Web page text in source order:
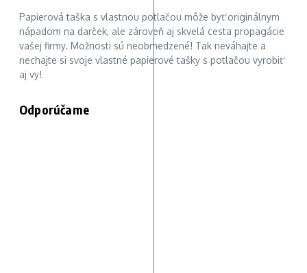
Papierová taška s vlastnou potlačou môže byť originálnym
nápadom na darček, ale zároveň aj skvelá cesta propagácie
vašej firmy. Možnosti sú neobmedzené! Tak neváhajte a
nechajte si svoje vlastné papierové tašky s potlačou vyrobiť
aj vy!
Odporúčame